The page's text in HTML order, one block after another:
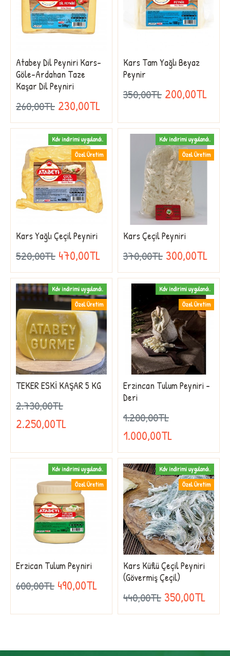
Atabey Dil Peyniri Kars-
Göle-Ardahan Taze
Kaşar Dil Peyniri
260,00TL 230,00TL
Kars Tam Yağlı Beyaz
Peynir
350,00TL 200,00TL
Özel Üretim
Kdv indirimi uygulandı.
Kars Yağlı Çeçil Peyniri
520,00TL 470,00TL
Özel Üretim
Kdv indirimi uygulandı.
Kars Çeçil Peyniri
370,00TL 300,00TL
Özel Üretim
Kdv indirimi uygulandı.
TEKER ESKİ KAŞAR 5 KG
2.730,00TL
2.250,00TL
Özel Üretim
Kdv indirimi uygulandı.
Erzincan Tulum Peyniri -
Deri
1.200,00TL
1.000,00TL
Özel Üretim
Kdv indirimi uygulandı.
Erzican Tulum Peyniri
600,00TL 490,00TL
Özel Üretim
Kdv indirimi uygulandı.
Kars Küflü Çeçil Peyniri
(Gövermiş Çeçil)
440,00TL 350,00TL